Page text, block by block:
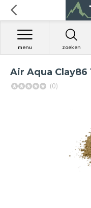
zoeken
menu
Air Aqua Clay86
(0)